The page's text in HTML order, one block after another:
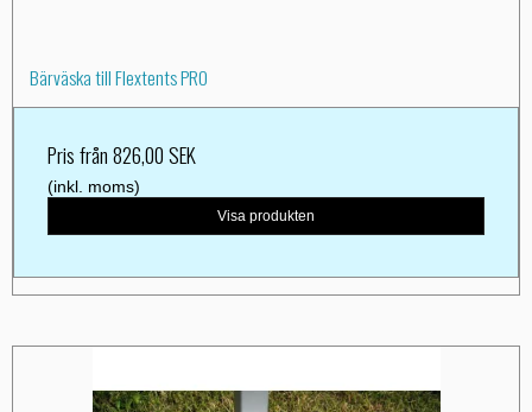
Bärväska till Flextents PRO
Pris från826,00 SEK
(inkl. moms)
Visa produkten